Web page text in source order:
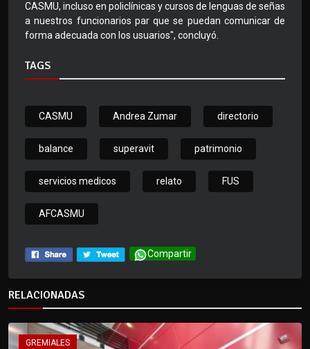
CASMU, incluso en policlínicas y cursos de lenguas de señas
a nuestros funcionarios par que se puedan comunicar de
forma adecuada con los usuarios", concluyó.
TAGS
CASMU Andrea Zumar directorio
balance superavit patrimonio
servicios medicos relato FUS
AFCASMU
Compartir
RELACIONADAS
GREMIALES